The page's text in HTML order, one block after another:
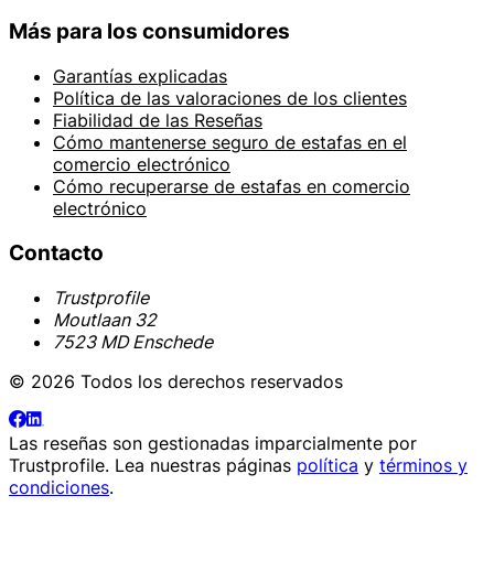
Más para los consumidores
Garantías explicadas
Política de las valoraciones de los clientes
Fiabilidad de las Reseñas
Cómo mantenerse seguro de estafas en el
comercio electrónico
Cómo recuperarse de estafas en comercio
electrónico
Contacto
Trustprofile
Moutlaan 32
7523 MD Enschede
© 2026 Todos los derechos reservados
Las reseñas son gestionadas imparcialmente por
Trustprofile. Lea nuestras páginas política y términos y
condiciones.